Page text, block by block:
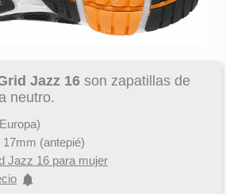
Jazz 16 son zapatillas de
neutro.
(antepié)
Jazz 16 para mujer